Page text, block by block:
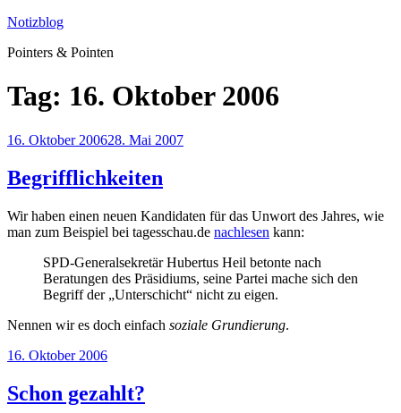
Zum
springen
Notizblog
Pointers & Pointen
Tag: 16. Oktober 2006
Veröffentlicht
16. Oktober 200628. Mai 2007
Begrifflichkeiten
Wir haben einen neuen Kandidaten für das Unwort des Jahres, wie
man zum Beispiel bei tagesschau.de nachlesen kann:
SPD-Generalsekretär Hubertus Heil betonte nach
Beratungen des Präsidiums, seine Partei mache sich den
Begriff der „Unterschicht“ nicht zu eigen.
Nennen wir es doch einfach soziale Grundierung.
Veröffentlicht
16. Oktober 2006
Schon gezahlt?